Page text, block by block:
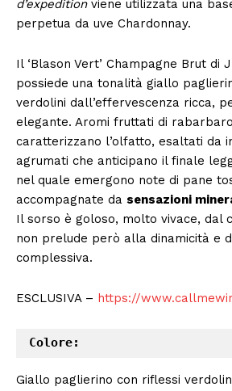
d’expeditionviene utilizzata una
perpetua da uve Chardonnay.
Il ‘Blason Vert’ Champagne Brut di
possiede una tonalità giallo
verdolini dall’effervescenza ricca,
elegante. Aromi fruttati di
caratterizzano l’olfatto, esaltati da
agrumati che anticipano il finale
nel quale emergono note di pane
accompagnate da sensazioni
Il sorso è goloso, molto vivace, dal
non prelude però alla dinamicità e
complessiva.
ESCLUSIVA – https://
Colore:
Giallo paglierino con riflessi